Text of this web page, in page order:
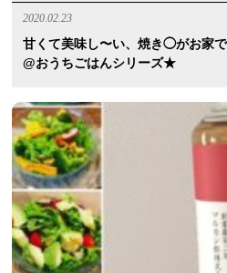
2020.02.23
甘くて美味し〜い、焼き◯がお家
@おうちごはんシリーズ★